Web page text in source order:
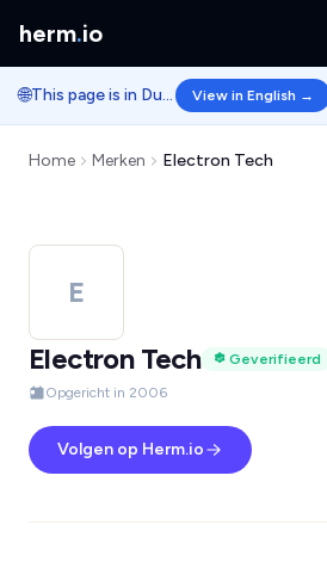
herm.io
🌐 This page is in Dutch. View in English →
Home Merken Electron Tech
E
Electron Tech
Geverifieerd
Opgericht in 2006
Volgen op Herm.io